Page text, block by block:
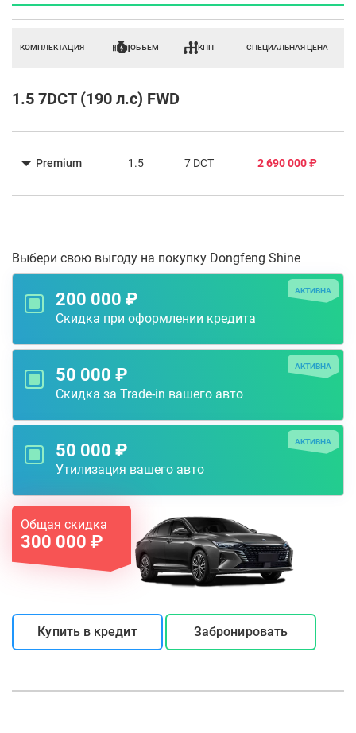
КОМПЛЕКТАЦИЯ ОБЪЕМ КПП СПЕЦИАЛЬНАЯ ЦЕНА
1.5 7DCT (190 л.с) FWD
Premium 1.5 7 DCT 2 690 000 ₽
Выбери свою выгоду на покупку Dongfeng Shine
200 000 ₽
Скидка при оформлении кредита
АКТИВНА
50 000 ₽
Скидка за Trade-in вашего авто
АКТИВНА
50 000 ₽
Утилизация вашего авто
АКТИВНА
Общая скидка
300 000 ₽
Купить в кредит Забронировать